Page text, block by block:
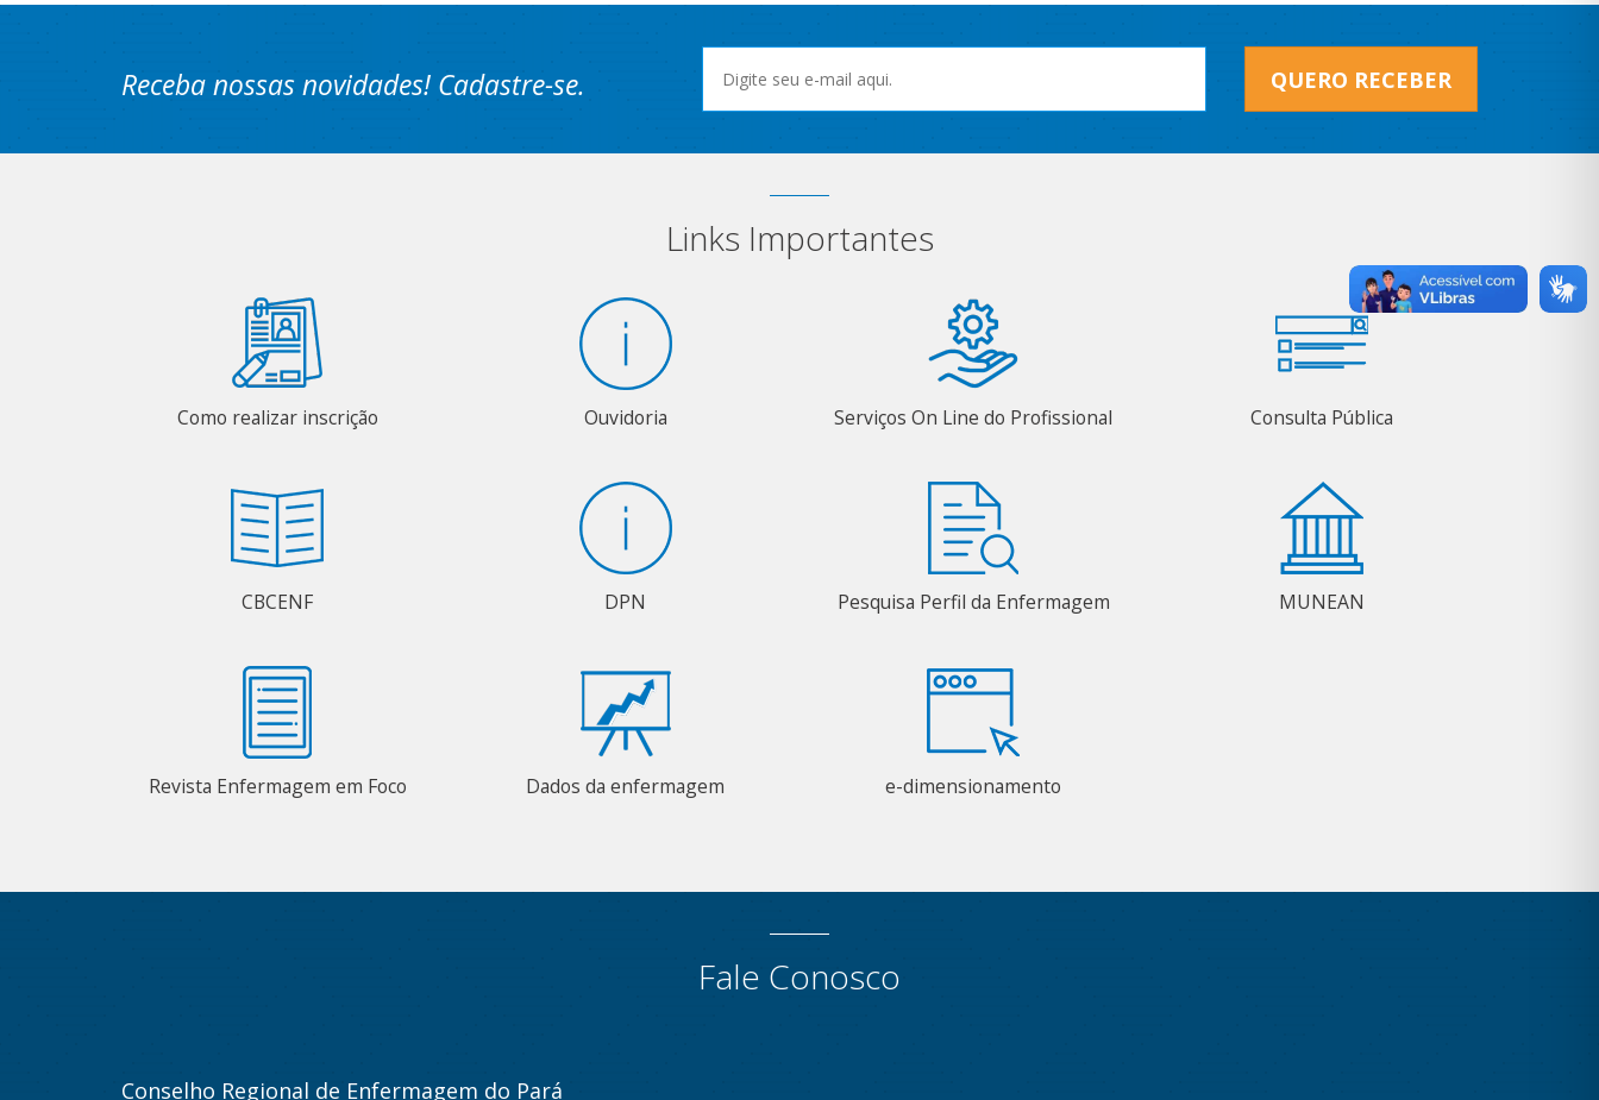
Receba nossas novidades! Cadastre-se. QUERO RECEBER
Links Importantes
Como realizar inscrição Ouvidoria Serviços On Line do Profissional Consulta Pública
CBCENF DPN Pesquisa Perfil da Enfermagem MUNEAN
Revista Enfermagem em Foco Dados da enfermagem e-dimensionamento
Fale Conosco
Conselho Regional de Enfermagem do Pará